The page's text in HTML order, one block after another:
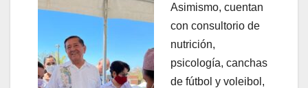
Asimismo, cuentan
con consultorio de
nutrición,
psicología, canchas
de fútbol y voleibol,